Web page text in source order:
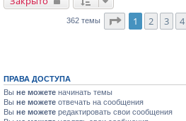
362 темы Страница1 из
1 2 3 4
ПРАВА ДОСТУПА
Вы не можете начинать темы
Вы не можете отвечать на сообщения
Вы не можете редактировать свои сообщения